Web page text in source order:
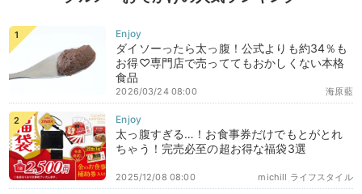
ダイソーったら太っ腹！公式よりも約34％も
お得♡専門店で売っててもおかしくない本格
食品
海原藍
2026/03/24 08:00
太っ腹すぎる…！お食事券だけでもとがとれ
ちゃう！完売必至の超お得な福袋3選
michill ライフスタイル
2025/12/08 08:00